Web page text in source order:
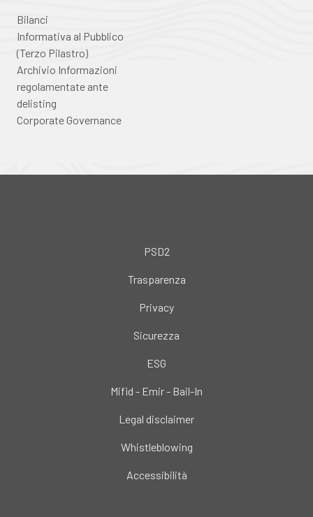
Bilanci
Informativa al Pubblico
(Terzo Pilastro)
Archivio Informazioni
regolamentate ante
delisting
Corporate Governance
PSD2
Trasparenza
Privacy
Sicurezza
ESG
Mifid - Emir - Bail-In
Legal disclaimer
Whistleblowing
Accessibilità